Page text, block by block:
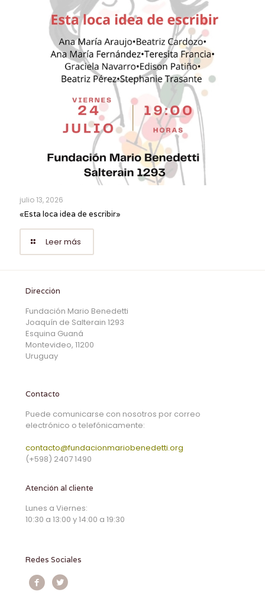
julio 13, 2026
«Esta loca idea de escribir»
Leer más
Dirección
Fundación Mario Benedetti
Joaquín de Salterain 1293
Esquina Guaná
Montevideo, 11200
Uruguay
Contacto
Puede comunicarse con nosotros por correo
electrónico o telefónicamente:
contacto@fundacionmariobenedetti.org
(+598) 2407 1490
Atención al cliente
Lunes a Viernes:
10:30 a 13:00 y 14:00 a 19:30
Redes Sociales